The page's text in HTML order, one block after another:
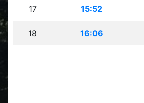
17 15:52
18 16:06